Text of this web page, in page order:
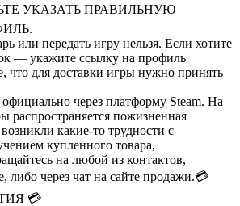
УКАЗАТЬ ПРАВИЛЬНУЮ
или передать игру нельзя. Если хотите
— укажите ссылку на профиль
что для доставки игры нужно принять
через платформу Steam. На
распространяется пожизненная
какие-то трудности с
купленного товара,
на любой из контактов,
либо через чат на сайте продажи.💳
💳